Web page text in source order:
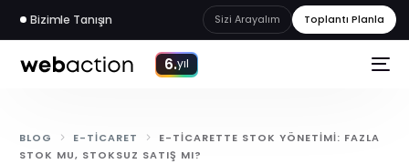
Bizimle Tanışın Sizi Arayalım Toplantı Planla
6.yıl
BLOG E-TICARET
E-TICARETTE STOK YÖNETIMI: FAZLA
STOK MU, STOKSUZ SATIŞ MI?